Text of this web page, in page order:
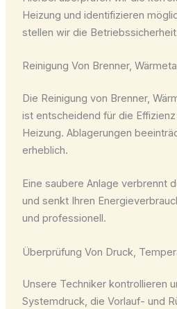
Heizung und identifizieren
stellen wir die
Reinigung Von Brenner,
Die Reinigung von Brenner,
ist entscheidend für die
Heizung. Ablagerungen
erheblich.
Eine saubere Anlage verbrennt
und senkt Ihren
und professionell.
Überprüfung Von Druck,
Unsere Techniker kontrollieren
Systemdruck, die Vorlauf- und